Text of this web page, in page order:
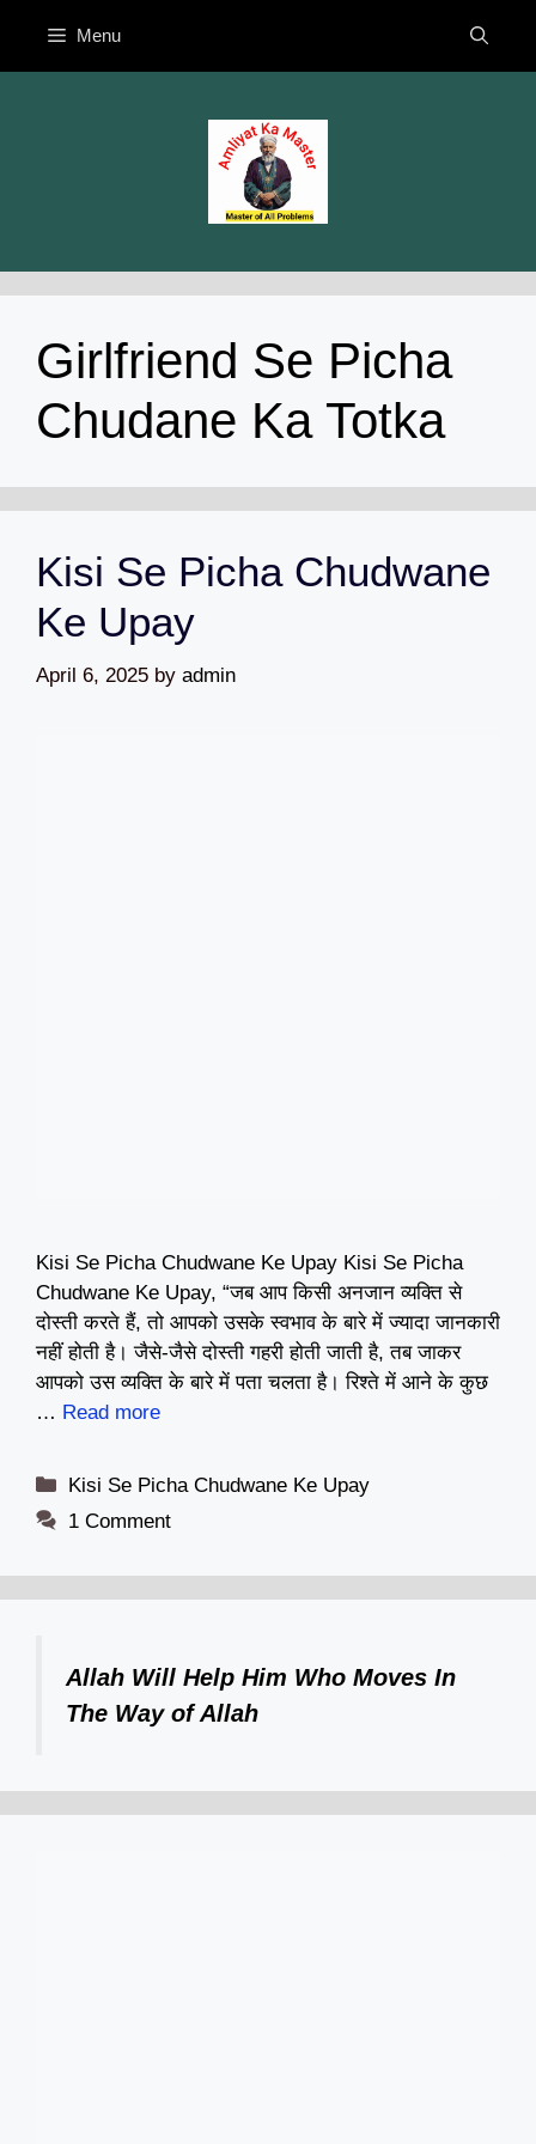
content
Menu
Girlfriend Se Picha
Chudane Ka Totka
Kisi Se Picha Chudwane
Ke Upay
April 6, 2025 by admin
Kisi Se Picha Chudwane Ke Upay Kisi Se Picha
Chudwane Ke Upay, “जब आप किसी अनजान व्यक्ति से
दोस्ती करते हैं, तो आपको उसके स्वभाव के बारे में ज्यादा जानकारी
नहीं होती है। जैसे-जैसे दोस्ती गहरी होती जाती है, तब जाकर
आपको उस व्यक्ति के बारे में पता चलता है। रिश्ते में आने के कुछ
… Read more
Categories
Kisi Se Picha Chudwane Ke Upay
1 Comment
Allah Will Help Him Who Moves In
The Way of Allah